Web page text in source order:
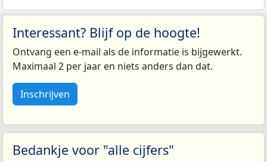
Interessant? Blijf op de hoogte!
Ontvang een e-mail als de informatie is bijgewerkt.
Maximaal 2 per jaar en niets anders dan dat.
Inschrijven
Bedankje voor "alle cijfers"